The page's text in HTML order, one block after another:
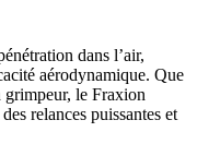
dans l’air,
aérodynamique. Que
grimpeur, le Fraxion
relances puissantes et